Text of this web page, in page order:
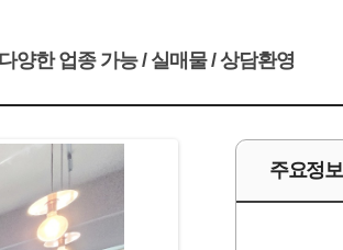
양한 업종 가능 / 실매물 / 상담환영
주요정보